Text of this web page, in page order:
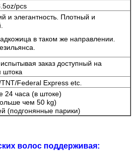
pcs
и элегантность. Плотный и
в таком же направлении.
заказ доступный на
штока
Federal Express etc.
24 часа (в штоке)
чем 50 kg)
(подгонянные парики)
волос поддерживая: